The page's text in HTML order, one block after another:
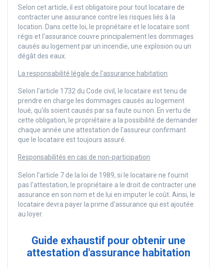
Selon cet article, il est obligatoire pour tout locataire de
contracter une assurance contre les risques liés à la
location. Dans cette loi, le propriétaire et le locataire sont
régis et l'assurance couvre principalement les dommages
causés au logement par un incendie, une explosion ou un
dégât des eaux.
La responsabilité légale de l'assurance habitation
Selon l'article 1732 du Code civil, le locataire est tenu de
prendre en charge les dommages causés au logement
loué, qu'ils soient causés par sa faute ou non. En vertu de
cette obligation, le propriétaire a la possibilité de demander
chaque année une attestation de l'assureur confirmant
que le locataire est toujours assuré.
Responsabilités en cas de non-participation
Selon l'article 7 de la loi de 1989, si le locataire ne fournit
pas l'attestation, le propriétaire a le droit de contracter une
assurance en son nom et de lui en imputer le coût. Ainsi, le
locataire devra payer la prime d'assurance qui est ajoutée
au loyer.
Guide exhaustif pour obtenir une
attestation d'assurance habitation